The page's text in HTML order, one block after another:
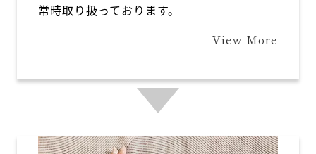
常時取り扱っております。
View More